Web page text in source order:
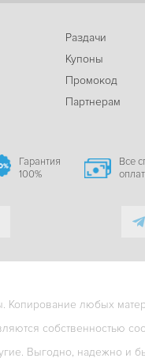
Раздачи
Купоны
Промокод
Партнерам
Гарантия
100%
Все
любых
собственностью
Выгодно, надежно и